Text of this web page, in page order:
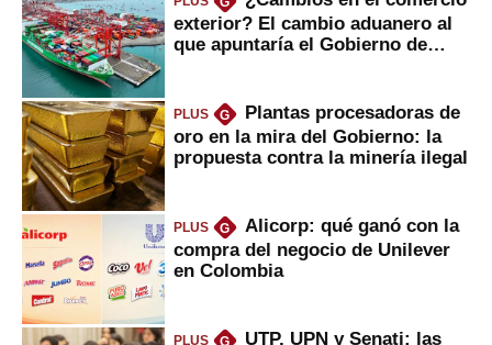
exterior? El cambio aduanero al
que apuntaría el Gobierno de
PLUS G
Plantas procesadoras de
oro en la mira del Gobierno: la
propuesta contra la minería ilegal
PLUS G
Alicorp: qué ganó con la
compra del negocio de Unilever
en Colombia
PLUS
UTP, UPN y Senati: las